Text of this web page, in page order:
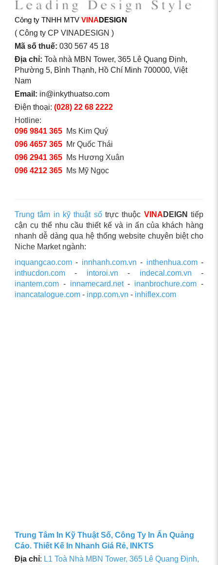
Công ty TNHH MTV VINADESIGN
( Công ty CP VINADESIGN )
Mã số thuế: 030 567 45 18
Địa chỉ: Toà nhà MBN Tower, 365 Lê Quang Định,
Phường 5, Bình Thạnh, Hồ Chí Minh 700000, Việt
Nam
Email: in@inkythuatso.com
Điện thoại: (028) 22 68 2222
Hotline:
096 9841 365 Ms Kim Quý
096 4657 365 Mr Quốc Thái
096 2941 365 Ms Hương Xuân
096 4212 365 Ms Mỹ Ngọc
Trung tâm in kỹ thuật sốtrực thuộc VINA DEIGN tiếp
cận cụ thể nhu cầu thiết kế và in ấn của khách hàng
nhanh dễ dàng qua hệ thống website chuyên biệt cho
Niche Market ngành:
inquangcao.com - innhanh.com.vn - inthenhua.com-
inthucdon.com - intoroi.vn - indecal.com.vn -
inantem.com - innamecard.net- inanbrochure.com -
inancatalogue.com - inpp.com.vn - inhiflex.com
Trung Tâm In Kỹ Thuật Số, Công Ty In Ấn Quảng
Cáo. Thiết Kế In Nhanh Giá Rẻ, INKTS
Địa chỉ: L1 Toà Nhà MBN Tower, 365 Lê Quang Định,